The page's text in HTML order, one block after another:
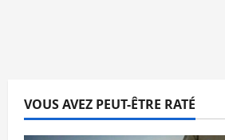
VOUS AVEZ PEUT-ÊTRE RATÉ